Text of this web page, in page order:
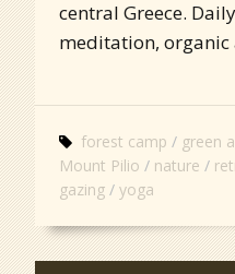
central Greece.
meditation,
forest camp green
Mount Pilio
nature
gazing
yoga